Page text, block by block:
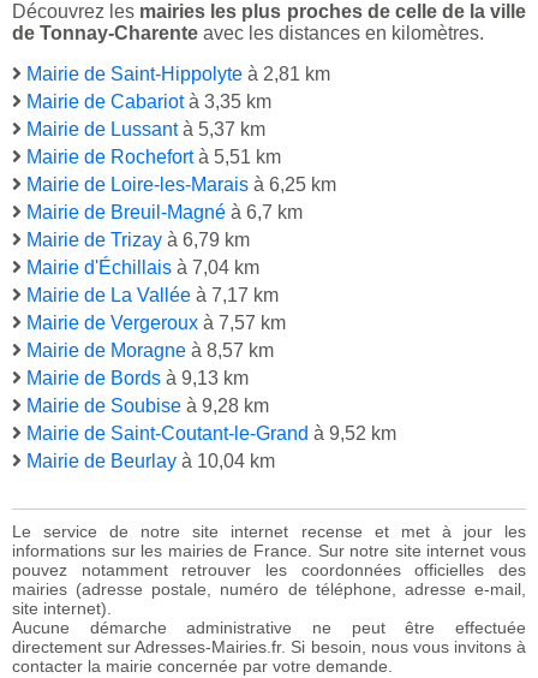
Découvrez les mairies les plus proches de celle de la ville
de Tonnay-Charente avec les distances en kilomètres.
Mairie de Saint-Hippolyte à 2,81 km
Mairie de Cabariotà 3,35 km
Mairie de Lussantà 5,37 km
Mairie de Rochefortà 5,51 km
Mairie de Loire-les-Marais à 6,25 km
Mairie de Breuil-Magné à 6,7 km
Mairie de Trizay à 6,79 km
Mairie d'Échillais à 7,04 km
Mairie de La Vallée à 7,17 km
Mairie de Vergeroux à 7,57 km
Mairie de Moragne à 8,57 km
Mairie de Bords à 9,13 km
Mairie de Soubise à 9,28 km
Mairie de Saint-Coutant-le-Grand à 9,52 km
Mairie de Beurlay à 10,04 km
Le service de notre site internet recense et met à jour les
informations sur les mairies de France. Sur notre site internet vous
pouvez notamment retrouver les coordonnées officielles des
mairies (adresse postale, numéro de téléphone, adresse e-mail,
site internet).
Aucune démarche administrative ne peut être effectuée
directement sur Adresses-Mairies.fr. Si besoin, nous vous invitons à
contacter la mairie concernée par votre demande.